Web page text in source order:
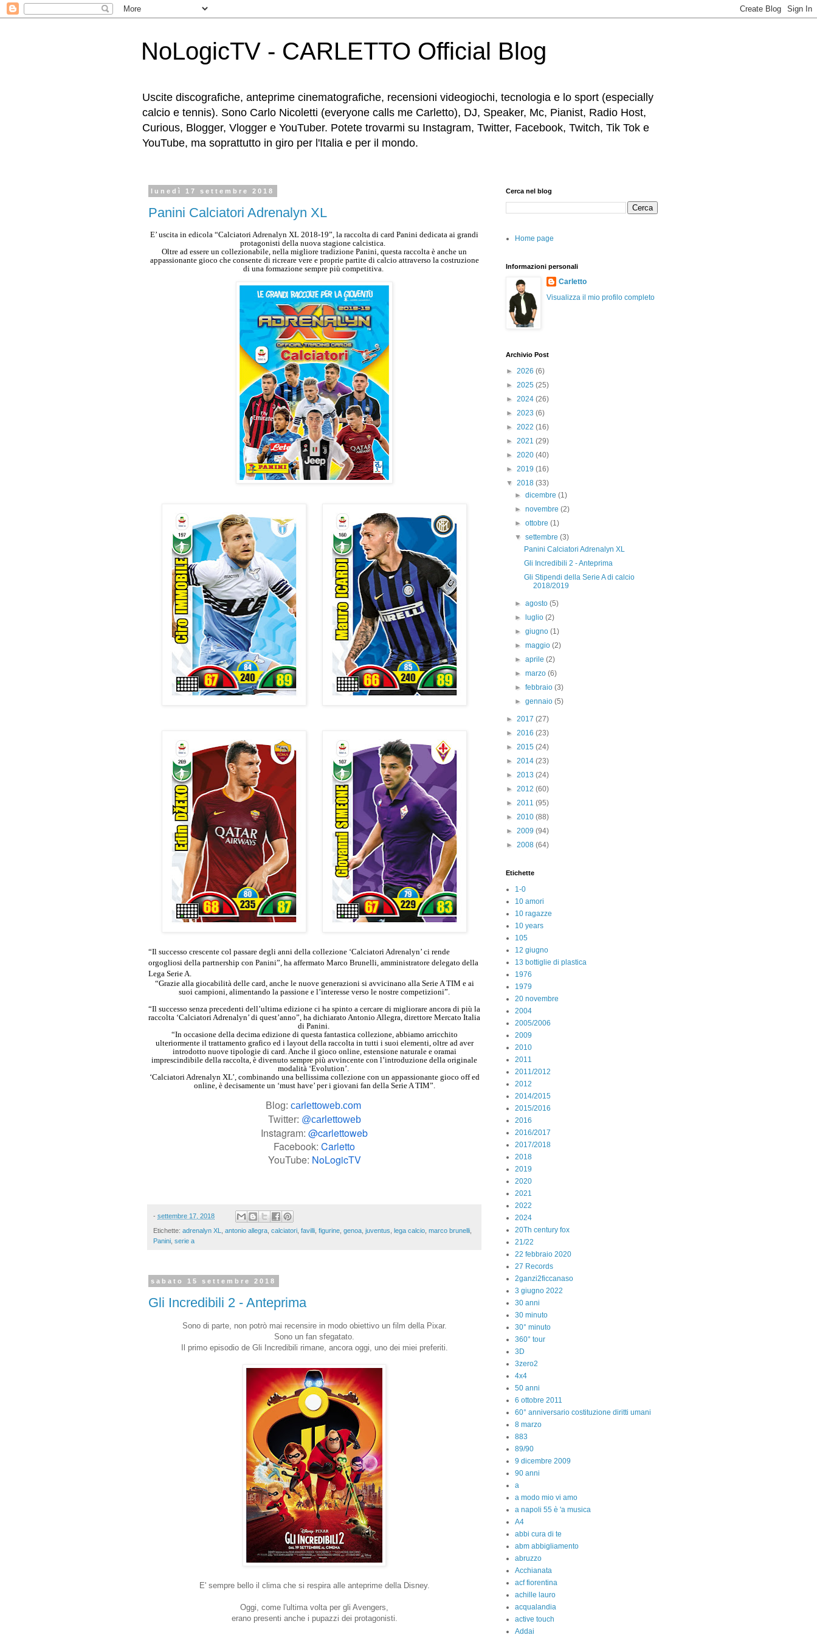
NoLogicTV - CARLETTO Official Blog
Uscite discografiche, anteprime cinematografiche, recensioni videogiochi, tecnologia e lo sport (especially
calcio e tennis). Sono Carlo Nicoletti (everyone calls me Carletto), DJ, Speaker, Mc, Pianist, Radio Host,
Curious, Blogger, Vlogger e YouTuber. Potete trovarmi su Instagram, Twitter, Facebook, Twitch, Tik Tok e
YouTube, ma soprattutto in giro per l'Italia e per il mondo.
lunedì 17 settembre 2018
Panini Calciatori Adrenalyn XL
E’ uscita in edicola “Calciatori Adrenalyn XL 2018-19”, la raccolta di card Panini dedicata ai grandi
protagonisti della nuova stagione calcistica.
Oltre ad essere un collezionabile, nella migliore tradizione Panini, questa raccolta è anche un
appassionante gioco che consente di ricreare vere e proprie partite di calcio attraverso la costruzione
di una formazione sempre più competitiva.
“Il successo crescente col passare degli anni della collezione ‘Calciatori Adrenalyn’ ci rende
orgogliosi della partnership con Panini”, ha affermato Marco Brunelli, amministratore delegato della
Lega Serie A.
“Grazie alla giocabilità delle card, anche le nuove generazioni si avvicinano alla Serie A TIM e ai
suoi campioni, alimentando la passione e l’interesse verso le nostre competizioni”.
“Il successo senza precedenti dell’ultima edizione ci ha spinto a cercare di migliorare ancora di più la
raccolta ‘Calciatori Adrenalyn’ di quest’anno”, ha dichiarato Antonio Allegra, direttore Mercato Italia
di Panini.
“In occasione della decima edizione di questa fantastica collezione, abbiamo arricchito
ulteriormente il trattamento grafico ed i layout della raccolta in tutti i suoi elementi, oltre ad aver
introdotto nuove tipologie di card. Anche il gioco online, estensione naturale e oramai
imprescindibile della raccolta, è divenuto sempre più avvincente con l’introduzione della originale
modalità ‘Evolution’.
‘Calciatori Adrenalyn XL’, combinando una bellissima collezione con un appassionante gioco off ed
online, è decisamente un ‘must have’ per i giovani fan della Serie A TIM”.
Blog: carlettoweb.com
Twitter: @carlettoweb
Instagram: @carlettoweb
Facebook: Carletto
YouTube: NoLogicTV
- settembre 17, 2018
Etichette: adrenalyn XL antonio allegra calciatori favilli figurine genoa juventus lega calcio marco brunelli
Panini serie a
sabato 15 settembre 2018
Gli Incredibili 2 - Anteprima
Sono di parte, non potrò mai recensire in modo obiettivo un film della Pixar.
Sono un fan sfegatato.
Il primo episodio de Gli Incredibili rimane, ancora oggi, uno dei miei preferiti.
E' sempre bello il clima che si respira alle anteprime della Disney.
Oggi, come l'ultima volta per gli Avengers,
erano presenti anche i pupazzi dei protagonisti.
Cerca nel blog
Home page
Informazioni personali
Carletto
Visualizza il mio profilo completo
Archivio Post
► 2026 (6)
► 2025 (25)
► 2024 (26)
► 2023 (6)
► 2022 (16)
► 2021 (29)
► 2020 (40)
► 2019 (16)
▼ 2018 (33)
►dicembre(1)
►novembre(2)
►ottobre(1)
▼settembre(3)
Panini Calciatori Adrenalyn XL
Gli Incredibili 2 - Anteprima
Gli Stipendi della Serie A di calcio
2018/2019
►agosto(5)
►
luglio(2)
►giugno(1)
►maggio(2)
►aprile(2)
►marzo(6)
►febbraio(3)
►gennaio(5)
► 2017 (27)
► 2016 (23)
► 2015 (24)
► 2014 (23)
► 2013 (24)
► 2012 (60)
► 2011 (95)
► 2010 (88)
► 2009 (94)
► 2008 (64)
Etichette
1-0
10 amori
10 ragazze
10 years
105
12 giugno
13 bottiglie di plastica
1976
1979
20 novembre
2004
2005/2006
2009
2010
2011
2011/2012
2012
2014/2015
2015/2016
2016
2016/2017
2017/2018
2018
2019
2020
2021
2022
2024
20Th century fox
21/22
22 febbraio 2020
27 Records
2ganzi2ficcanaso
3 giugno 2022
30 anni
30 minuto
30° minuto
360° tour
3D
3zero2
4x4
50 anni
6 ottobre 2011
60° anniversario costituzione diritti umani
8 marzo
883
89/90
9 dicembre 2009
90 anni
a
a modo mio vi amo
a napoli 55 è 'a musica
A4
abbi cura di te
abm abbigliamento
abruzzo
Acchianata
acf fiorentina
achille lauro
acqualandia
active touch
Addai